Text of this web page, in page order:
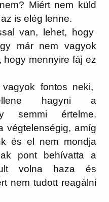
Miért nem küld
is elég lenne.
van, lehet, hogy
már nem vagyok
hogy mennyire fáj ez
fontos neki,
hagyni a
semmi értelme.
végtelenségig, amíg
és el nem mondja
pont behívatta a
volna haza és
nem tudott reagálni